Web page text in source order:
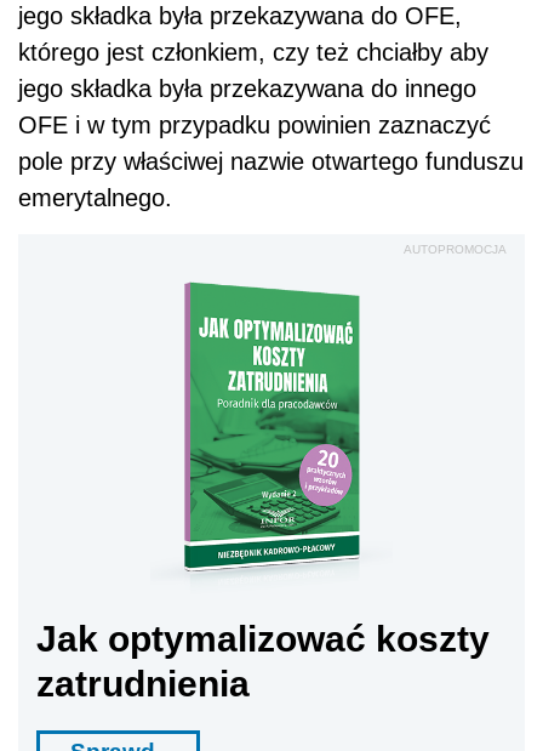
jego składka była przekazywana do OFE,
którego jest członkiem, czy też chciałby aby
jego składka była przekazywana do innego
OFE i w tym przypadku powinien zaznaczyć
pole przy właściwej nazwie otwartego funduszu
emerytalnego.
AUTOPROMOCJA
Jak optymalizować koszty
zatrudnienia